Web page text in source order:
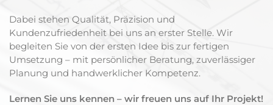
Dabei stehen Qualität, Präzision und
Kundenzufriedenheit bei uns an erster Stelle. Wir
begleiten Sie von der ersten Idee bis zur fertigen
Umsetzung – mit persönlicher Beratung, zuverlässiger
Planung und handwerklicher Kompetenz.
Lernen Sie uns kennen – wir freuen uns auf Ihr Projekt!